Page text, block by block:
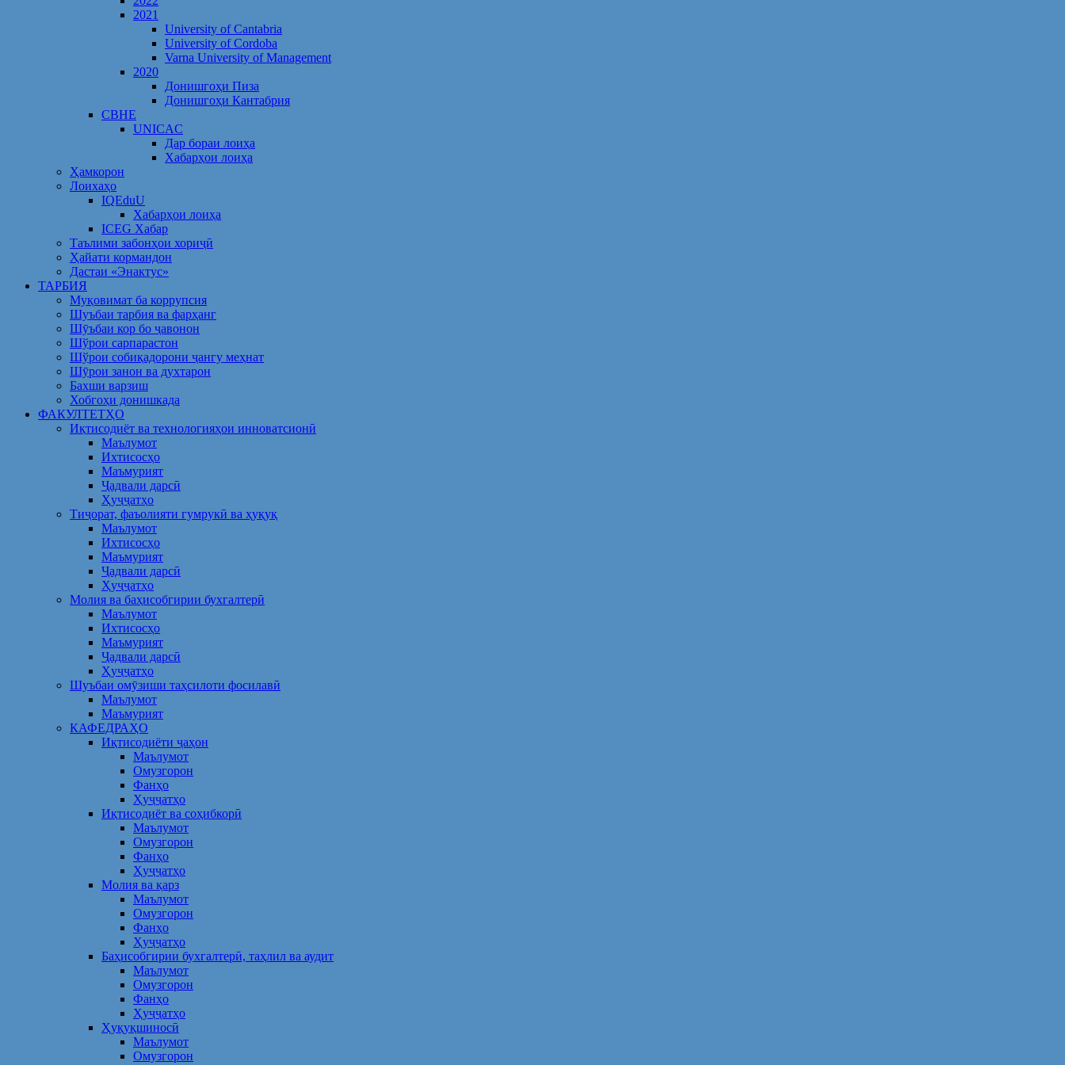
2021
University of Cantabria
University of Cordoba
Varna University of Management
2020
Донишгоҳи Пиза
Донишгоҳи Кантабрия
CBHE
UNICAC
Дар бораи лоиҳа
Хабарҳои лоиҳа
Ҳамкорон
Лоихаҳо
IQEduU
Хабарҳои лоиҳа
ICEG Хабар
Таълими забонҳои хориҷӣ
Ҳайати кормандон
Дастаи «Энактус»
ТАРБИЯ
Муқовимат ба коррупсия
Шуъбаи тарбия ва фарҳанг
Шӯъбаи кор бо ҷавонон
Шўрои сарпарастон
Шўрои собиқадорони ҷангу меҳнат
Шӯрои занон ва духтарон
Бахши варзиш
Хобгоҳи донишкада
ФАКУЛТЕТҲО
Иқтисодиёт ва технологияҳои инноватсионӣ
Маълумот
Ихтисосҳо
Маъмурият
Ҷадвали дарсӣ
Ҳуҷҷатҳо
Тиҷорат, фаъолияти гумрукӣ ва ҳуқуқ
Маълумот
Ихтисосҳо
Маъмурият
Ҷадвали дарсӣ
Ҳуҷҷатҳо
Молия ва баҳисобгирии бухгалтерӣ
Маълумот
Ихтисосҳо
Маъмурият
Ҷадвали дарсӣ
Ҳуҷҷатҳо
Шуъбаи омӯзиши таҳсилоти фосилавӣ
Маълумот
Маъмурият
КАФЕДРАҲО
Иқтисодиёти ҷаҳон
Маълумот
Омузгорон
Фанҳо
Ҳуҷҷатҳо
Иқтисодиёт ва соҳибкорӣ
Маълумот
Омузгорон
Фанҳо
Ҳуҷҷатҳо
Молия ва қарз
Маълумот
Омузгорон
Фанҳо
Ҳуҷҷатҳо
Баҳисобгирии бухгалтерӣ, таҳлил ва аудит
Маълумот
Омузгорон
Фанҳо
Ҳуҷҷатҳо
Ҳуқуқшиносӣ
Маълумот
Омузгорон